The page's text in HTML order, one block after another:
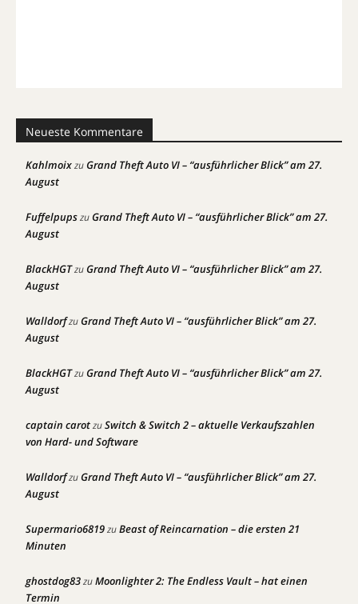
Neueste Kommentare
KahlmoixzuGrand Theft Auto VI – “ausführlicher Blick” am 27.
August
FuffelpupszuGrand Theft Auto VI – “ausführlicher Blick” am 27.
August
BlackHGTzuGrand Theft Auto VI – “ausführlicher Blick” am 27.
August
WalldorfzuGrand Theft Auto VI – “ausführlicher Blick” am 27.
August
BlackHGTzuGrand Theft Auto VI – “ausführlicher Blick” am 27.
August
captain carotzuSwitch & Switch 2 – aktuelle Verkaufszahlen
von Hard- und Software
WalldorfzuGrand Theft Auto VI – “ausführlicher Blick” am 27.
August
Supermario6819zuBeast of Reincarnation – die ersten 21
Minuten
ghostdog83zuMoonlighter 2: The Endless Vault – hat einen
Termin